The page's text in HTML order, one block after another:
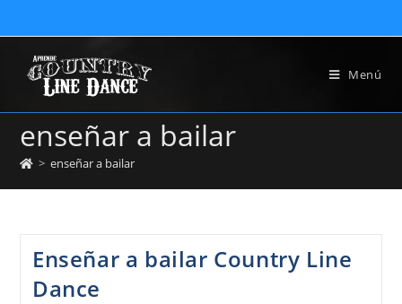
Menú
enseñar a bailar
> enseñar a bailar
Enseñar a bailar Country Line
Dance